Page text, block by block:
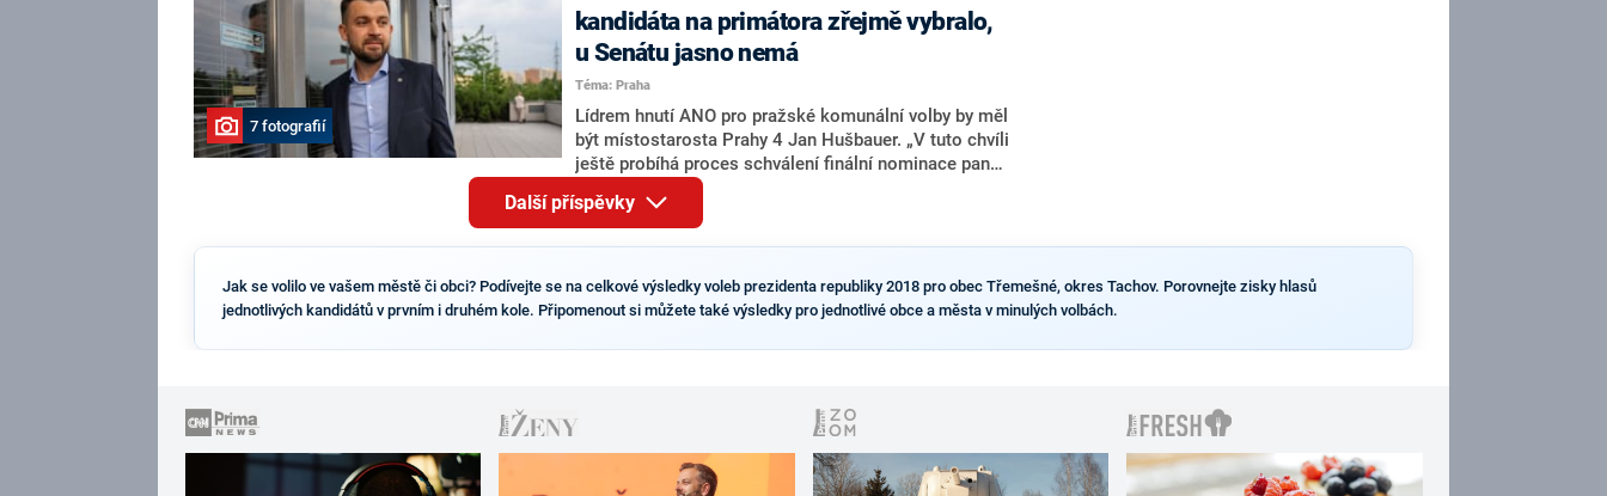
koalice. Někteří političtí komentátoři znovu vytahují
jméno premiéra Andreje Babiše (ANO). Jak moc je
pravděpodobné, že se v prezidentských volbách 2028
bude znovu opakovat souboj z roku 2023?
7 fotografií
kandidáta na primátora zřejmě vybralo,
u Senátu jasno nemá
Téma: Praha
Lídrem hnutí ANO pro pražské komunální volby by měl
být místostarosta Prahy 4 Jan Hušbauer. „V tuto chvíli
ještě probíhá proces schválení finální nominace pana
Jana Hušbauera Výborem hnutí ANO,“ uvedl pro
redakci místopředseda pražského ANO Martin
Benkovič. O Hušbauerovi se spekulovalo jako o
rezignoval po sérii nejasností v majetkových
přiznáních a pořizování bytů Ondřej Prokop. Zároveň
dvou ze tří pražských obvodů do horní komory
Další příspěvky
Jak se volilo ve vašem městě či obci? Podívejte se na celkové výsledky voleb prezidenta republiky 2018 pro obec Třemešné, okres Tachov. Porovnejte zisky hlasů
jednotlivých kandidátů v prvním i druhém kole. Připomenout si můžete také výsledky pro jednotlivé obce a města v minulých volbách.